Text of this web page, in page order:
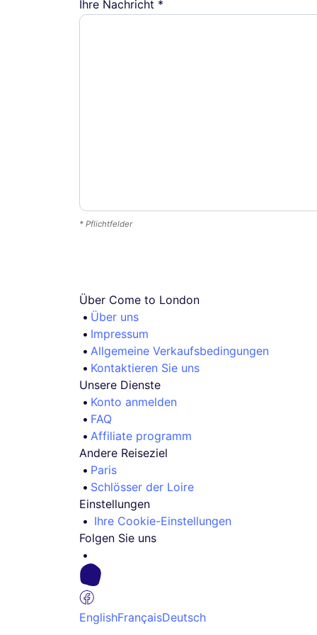
Ihre Nachricht *
* Pflichtfelder
Über Come to London
Über uns
Impressum
Allgemeine Verkaufsbedingungen
Kontaktieren Sie uns
Unsere Dienste
Konto anmelden
FAQ
Affiliate programm
Andere Reiseziel
Paris
Schlösser der Loire
Einstellungen
Ihre Cookie-Einstellungen
Folgen Sie uns
EnglishFrançaisDeutsch